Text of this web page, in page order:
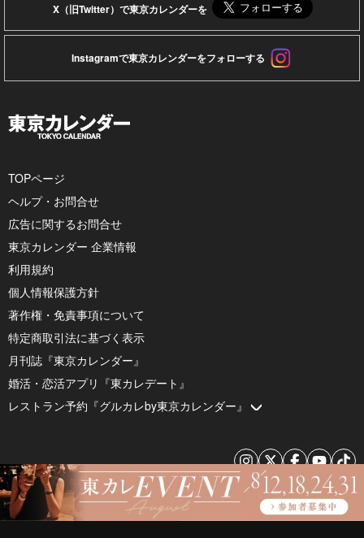
X（旧Twitter）で東京カレンダーを
Instagramで東京カレンダーをフォローする
TOPページ
ヘルプ・お問合せ
広告に関するお問合せ
東京カレンダー 企業情報
利用規約
個人情報保護方針
著作権・免責事項について
特定商取引法に基づく表示
月刊誌『東京カレンダー』
婚活・恋活アプリ『東カレデート』
レストラン予約『グルカレby東京カレンダー』
© 2026 by Tokyo Calendar, Inc.